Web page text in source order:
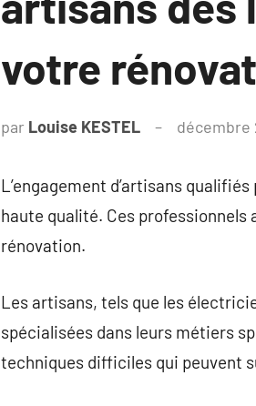
votre
par Louise KESTEL décembre
L’engagement d’artisans
haute qualité. Ces
rénovation.
Les artisans, tels que les
spécialisées dans leurs métiers
techniques difficiles qui peuvent